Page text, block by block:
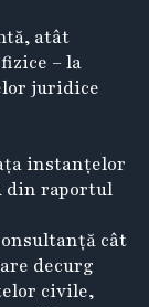
atât
– la
juridice
instanțelor
din raportul
cât
decurg
civile,